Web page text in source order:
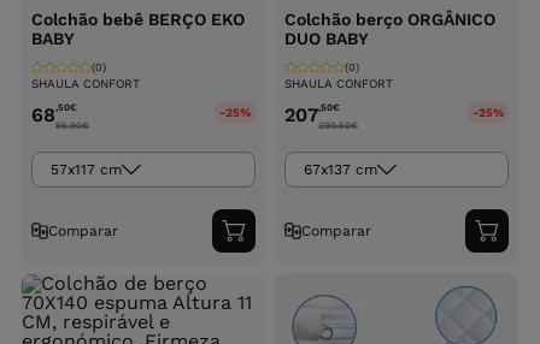
Colchão bebê BERÇO EKO
BABY
SHAULA CONFORT
(0)
68,50€
95.90€
-25%
57x117 cm
Comparar
Adicionar
ao
Colchão berço ORGÂNICO
DUO BABY
SHAULA CONFORT
(0)
207,50€
290.50€
-25%
67x137 cm
Comparar
ao